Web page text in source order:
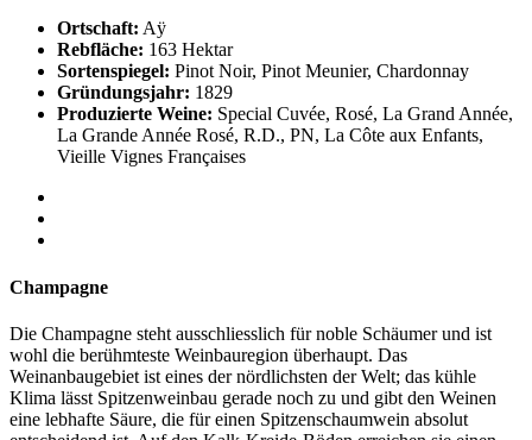
Ortschaft: Aÿ
Rebfläche: 163 Hektar
Sortenspiegel: Pinot Noir, Pinot Meunier, Chardonnay
Gründungsjahr: 1829
Produzierte Weine: Special Cuvée, Rosé, La Grand Année,
La Grande Année Rosé, R.D., PN, La Côte aux Enfants,
Vieille Vignes Françaises
Champagne
Die Champagne steht ausschliesslich für noble Schäumer und ist
wohl die berühmteste Weinbauregion überhaupt. Das
Weinanbaugebiet ist eines der nördlichsten der Welt; das kühle
Klima lässt Spitzenweinbau gerade noch zu und gibt den Weinen
eine lebhafte Säure, die für einen Spitzenschaumwein absolut